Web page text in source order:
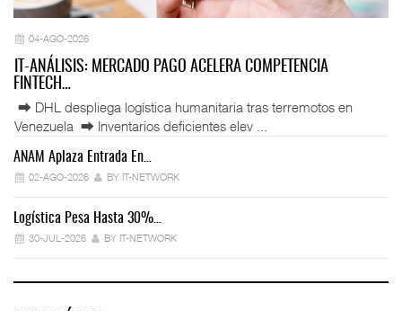
04-AGO-2026
IT-ANÁLISIS: MERCADO PAGO ACELERA COMPETENCIA
FINTECH…
⮕ DHL despliega logística humanitaria tras terremotos en
Venezuela ⮕ Inventarios deficientes elev ...
ANAM Aplaza Entrada En…
02-AGO-2026 BY IT-NETWORK
Logística Pesa Hasta 30%…
30-JUL-2026 BY IT-NETWORK